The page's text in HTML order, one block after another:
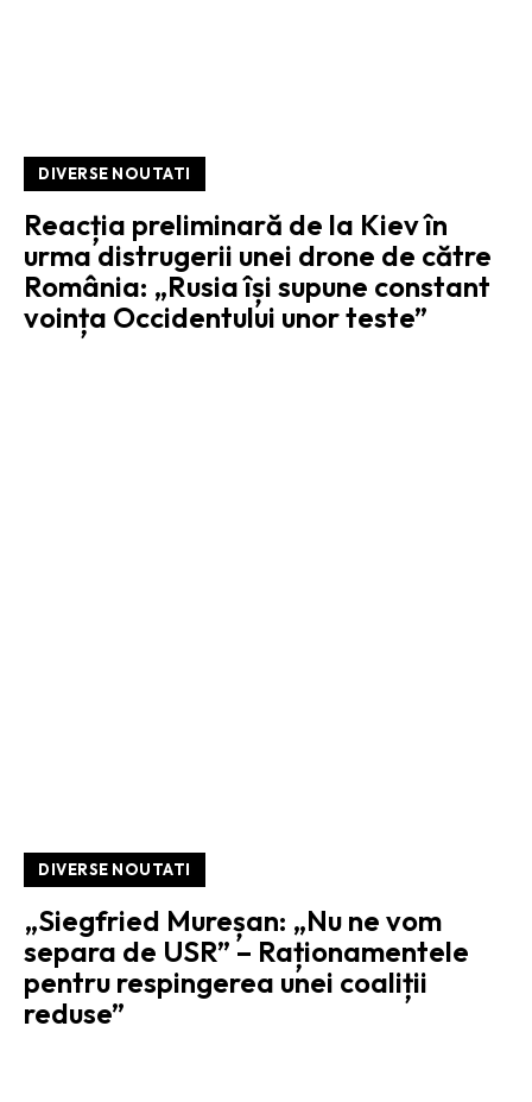
DIVERSE NOUTATI
Reacția preliminară de la Kiev în
urma distrugerii unei drone de către
România: „Rusia își supune constant
voința Occidentului unor teste”
DIVERSE NOUTATI
„Siegfried Mureșan: „Nu ne vom
separa de USR” – Raționamentele
pentru respingerea unei coaliții
reduse”